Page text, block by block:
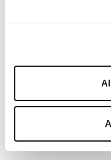
Vier US-
gründen das